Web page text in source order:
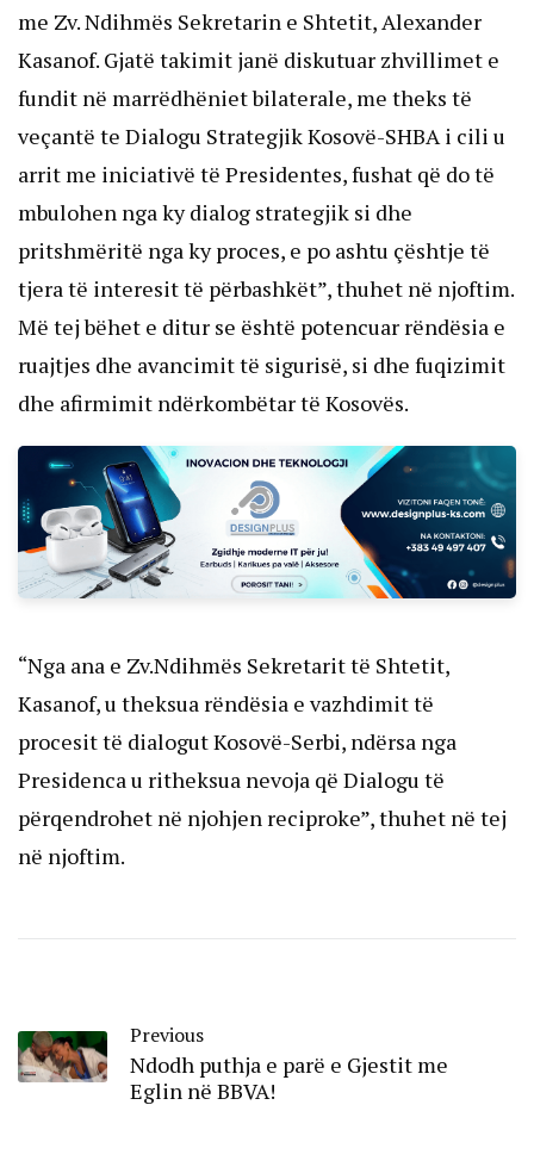
me Zv. Ndihmës Sekretarin e Shtetit, Alexander
Kasanof. Gjatë takimit janë diskutuar zhvillimet e
fundit në marrëdhëniet bilaterale, me theks të
veçantë te Dialogu Strategjik Kosovë-SHBA i cili u
arrit me iniciativë të Presidentes, fushat që do të
mbulohen nga ky dialog strategjik si dhe
pritshmëritë nga ky proces, e po ashtu çështje të
tjera të interesit të përbashkët”, thuhet në njoftim.
Më tej bëhet e ditur se është potencuar rëndësia e
ruajtjes dhe avancimit të sigurisë, si dhe fuqizimit
dhe afirmimit ndërkombëtar të Kosovës.
“Nga ana e Zv.Ndihmës Sekretarit të Shtetit,
Kasanof, u theksua rëndësia e vazhdimit të
procesit të dialogut Kosovë-Serbi, ndërsa nga
Presidenca u ritheksua nevoja që Dialogu të
përqendrohet në njohjen reciproke”, thuhet në tej
në njoftim.
Previous
Ndodh puthja e parë e Gjestit me
Eglin në BBVA!